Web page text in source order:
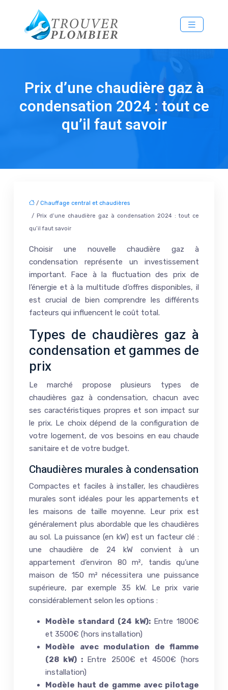
Prix d’une chaudière gaz à
condensation 2024 : tout ce
qu’il faut savoir
/ Chauffage central et chaudières
/ Prix d’une chaudière gaz à condensation 2024 : tout ce
qu’il faut savoir
Choisir une nouvelle chaudière gaz à
condensation représente un investissement
important. Face à la fluctuation des prix de
l’énergie et à la multitude d’offres disponibles, il
est crucial de bien comprendre les différents
facteurs qui influencent le coût total.
Types de chaudières gaz à
condensation et gammes de
prix
Le marché propose plusieurs types de
chaudières gaz à condensation, chacun avec
ses caractéristiques propres et son impact sur
le prix. Le choix dépend de la configuration de
votre logement, de vos besoins en eau chaude
sanitaire et de votre budget.
Chaudières murales à condensation
Compactes et faciles à installer, les chaudières
murales sont idéales pour les appartements et
les maisons de taille moyenne. Leur prix est
généralement plus abordable que les chaudières
au sol. La puissance (en kW) est un facteur clé :
une chaudière de 24 kW convient à un
appartement d’environ 80 m², tandis qu’une
maison de 150 m² nécessitera une puissance
supérieure, par exemple 35 kW. Le prix varie
considérablement selon les options :
Modèle standard (24 kW): Entre 1800€
et 3500€ (hors installation)
Modèle avec modulation de flamme
(28 kW) : Entre 2500€ et 4500€ (hors
installation)
Modèle haut de gamme avec pilotage